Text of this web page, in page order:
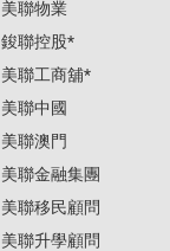
美聯物業
鋑聯控股*
美聯工商舖*
美聯中國
美聯澳門
美聯金融集團
美聯移民顧問
美聯升學顧問